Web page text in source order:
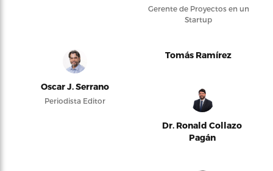
Gerente de Proyectos en un
Startup
Oscar J. Serrano
Periodista Editor
Tomás Ramírez
Dr. Ronald Collazo
Pagán